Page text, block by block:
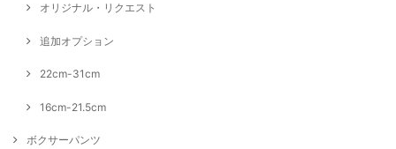
オリジナル・リクエスト
追加オプション
22cm-31cm
16cm-21.5cm
ボクサーパンツ